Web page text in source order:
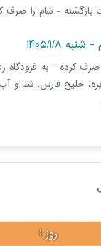
بازگشته - شام را صرف
1405/1/8
کرده - به فرودگاه
خلیج فارس، شنا و
روز 1